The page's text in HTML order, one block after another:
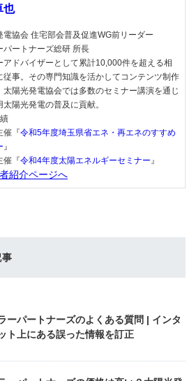
也
電協会 住宅部会普及促進WG前リーダー
パートナーズ総研 所長
アドバイザーとして累計10,000件を超える相
従事。その専門知識を活かしてコンテンツ制作
太陽光発電協会では多数のセミナー講演を通じ
太陽光発電の普及に貢献。
催『令和5年度埼玉県省エネ・再エネのすすめ
』
催『令和4年度太陽エネルギーセミナー』
紹介ページへ
ーパートナーズのよくある質問 | インタ
ト上にある誤った情報を訂正